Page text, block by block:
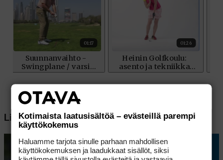
Lisää aiheesta
Kotimaista laatusisältöä – evästeillä parempi
käyttökokemus
Haluamme tarjota sinulle parhaan mahdollisen
käyttökokemuksen ja laadukkaat sisällöt, siksi